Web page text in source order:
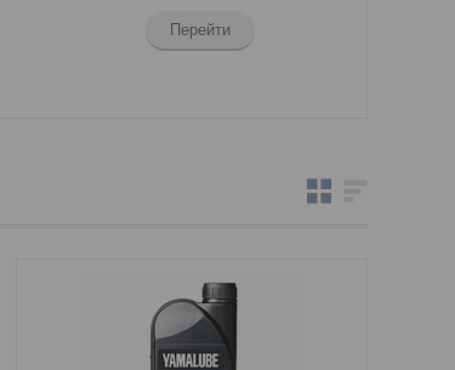
Перейти